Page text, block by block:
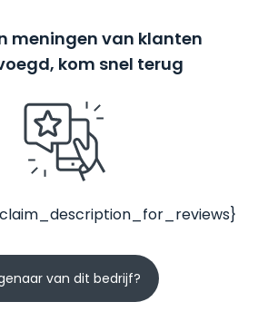
meningen van klanten
kom snel terug
van dit bedrijf?